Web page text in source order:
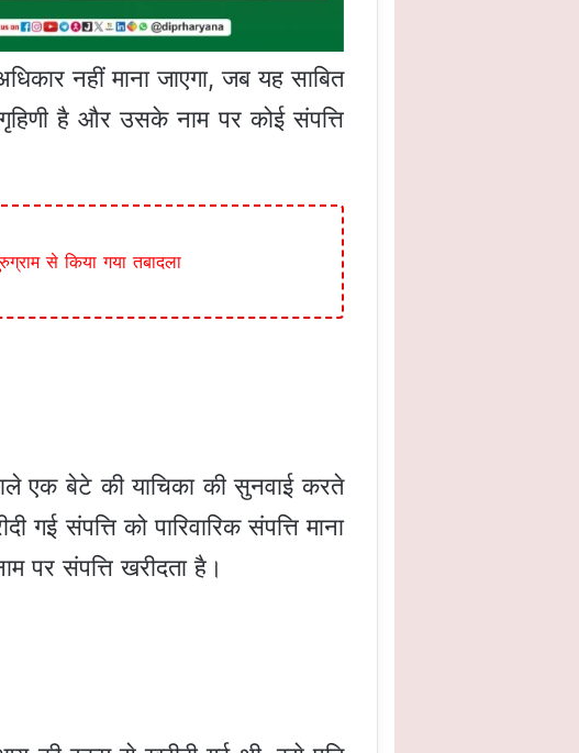
नहीं माना जाएगा, जब यह साबित
है और उसके नाम पर कोई संपत्ति
से किया गया तबादला
एक बेटे की याचिका की सुनवाई करते
संपत्ति को पारिवारिक संपत्ति माना
पर संपत्ति खरीदता है।